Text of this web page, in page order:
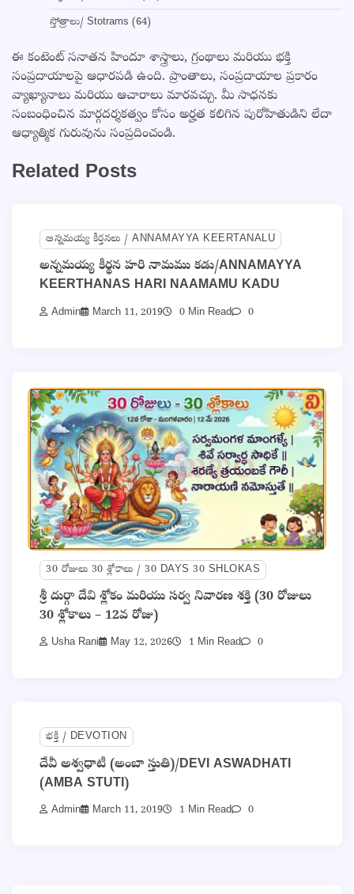
స్తోత్రాలు/ Stotrams (64)
ఈ కంటెంట్ సనాతన హిందూ శాస్త్రాలు, గ్రంథాలు మరియు భక్తి
సంప్రదాయాలపై ఆధారపడి ఉంది. ప్రాంతాలు, సంప్రదాయాల ప్రకారం
వ్యాఖ్యానాలు మరియు ఆచారాలు మారవచ్చు. మీ సాధనకు
సంబంధించిన మార్గదర్శకత్వం కోసం అర్హత కలిగిన పురోహితుడిని లేదా
ఆధ్యాత్మిక గురువును సంప్రదించండి.
Related Posts
అన్నమయ్య కీర్తనలు / ANNAMAYYA KEERTANALU
అన్నమయ్య కీర్థన హరి నామము కడు/ANNAMAYYA
KEERTHANAS HARI NAAMAMU KADU
Admin March 11, 2019 0 Min Read 0
30 రోజులు 30 శ్లోకాలు / 30 DAYS 30 SHLOKAS
శ్రీ దుర్గా దేవి శ్లోకం మరియు సర్వ నివారణ శక్తి (30 రోజులు
30 శ్లోకాలు – 12వ రోజు)
Usha Rani May 12, 2026 1 Min Read 0
భక్తి / DEVOTION
దేవీ అశ్వధాటీ (అంబా స్తుతి)/DEVI ASWADHATI
(AMBA STUTI)
Admin March 11, 2019 1 Min Read 0